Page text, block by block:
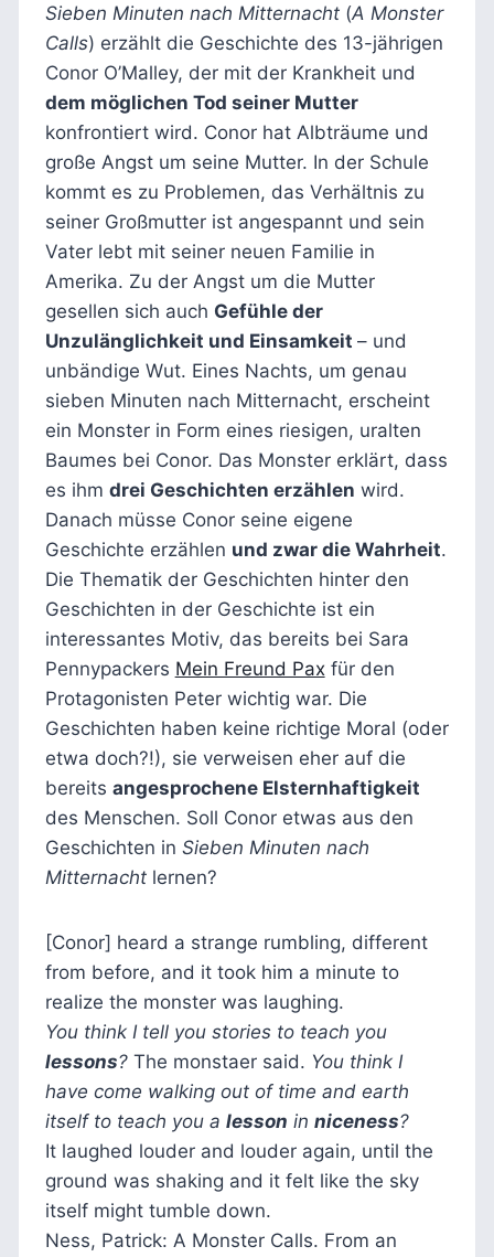
Sieben Minuten nach Mitternacht(A Monster
Calls) erzählt die Geschichte des 13-jährigen
Conor O’Malley, der mit der Krankheit und
dem möglichen Tod seiner Mutter
konfrontiert wird. Conor hat Albträume und
große Angst um seine Mutter. In der Schule
kommt es zu Problemen, das Verhältnis zu
seiner Großmutter ist angespannt und sein
Vater lebt mit seiner neuen Familie in
Amerika. Zu der Angst um die Mutter
gesellen sich auch Gefühle der
Unzulänglichkeit und Einsamkeit – und
unbändige Wut. Eines Nachts, um genau
sieben Minuten nach Mitternacht, erscheint
ein Monster in Form eines riesigen, uralten
Baumes bei Conor. Das Monster erklärt, dass
es ihm drei Geschichten erzählen wird.
Danach müsse Conor seine eigene
Geschichte erzählen und zwar die Wahrheit.
Die Thematik der Geschichten hinter den
Geschichten in der Geschichte ist ein
interessantes Motiv, das bereits bei Sara
Pennypackers Mein Freund Paxfür den
Protagonisten Peter wichtig war. Die
Geschichten haben keine richtige Moral (oder
etwa doch?!), sie verweisen eher auf die
bereits angesprochene Elsternhaftigkeit
des Menschen. Soll Conor etwas aus den
Geschichten in Sieben Minuten nach
Mitternachtlernen?
[Conor] heard a strange rumbling, different
from before, and it took him a minute to
realize the monster was laughing.
You think I tell you stories to teach you
lessons?The monstaer said. You think I
have come walking out of time and earth
itself to teach you a lesson in niceness?
It laughed louder and louder again, until the
ground was shaking and it felt like the sky
itself might tumble down.
Ness, Patrick: A Monster Calls. From an